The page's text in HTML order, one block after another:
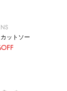
ットソー